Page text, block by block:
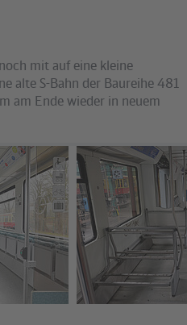
mit auf eine kleine
alte S-Bahn der Baureihe 481
am Ende wieder in neuem
©
Jens Wiesner